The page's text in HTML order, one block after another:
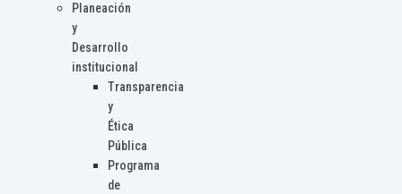
Planeación
y
Desarrollo
institucional
Transparencia
y
Ética
Pública
Programa
de